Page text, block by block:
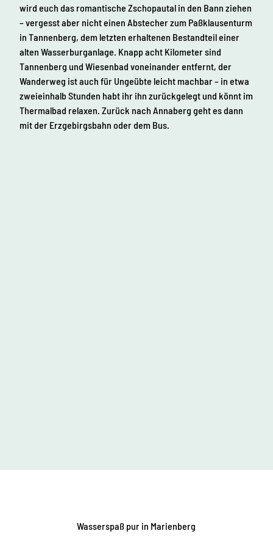
wird euch das romantische Zschopautal in den Bann ziehen
– vergesst aber nicht einen Abstecher zum Paßklausenturm
in Tannenberg, dem letzten erhaltenen Bestandteil einer
alten Wasserburganlage. Knapp acht Kilometer sind
Tannenberg und Wiesenbad voneinander entfernt, der
Wanderweg ist auch für Ungeübte leicht machbar – in etwa
zweieinhalb Stunden habt ihr ihn zurückgelegt und könnt im
Thermalbad relaxen. Zurück nach Annaberg geht es dann
mit der Erzgebirgsbahn oder dem Bus.
Wasserspaß pur in Marienberg